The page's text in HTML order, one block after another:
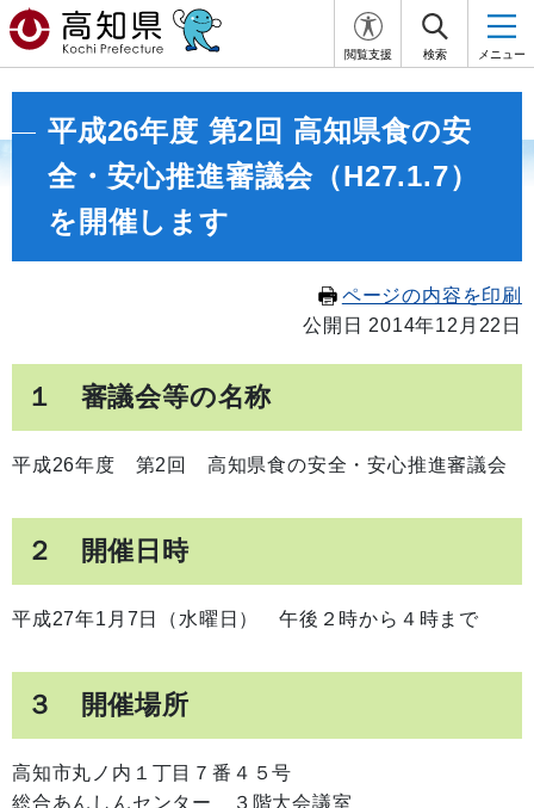
閲覧支援 検索 メニュー
平成26年度 第2回 高知県食の安
全・安心推進審議会（H27.1.7）
を開催します
ページの内容を印刷
公開日 2014年12月22日
１ 審議会等の名称
平成26年度 第2回 高知県食の安全・安心推進審議会
２ 開催日時
平成27年1月7日（水曜日） 午後２時から４時まで
３ 開催場所
高知市丸ノ内１丁目７番４５号
総合あんしんセンター ３階大会議室